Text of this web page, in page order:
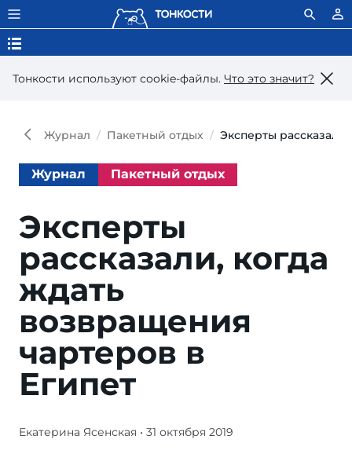
Тонкости используют сookie-файлы. Что это значит?
Журнал Пакетный отдых Эксперты
Журнал Пакетный отдых
Эксперты
рассказали, когда
ждать
возвращения
чартеров в
Египет
Туристический
Екатерина Ясенская • 31 октября 2019